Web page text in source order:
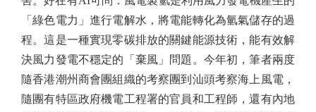
「綠色電力」進行電解水，將電能轉化為氫氣儲存的過
程。這是一種實現零碳排放的關鍵能源技術，能有效解
決風力發電不穩定的「棄風」問題。今年初，筆者兩度
隨香港潮州商會團組織的考察團到汕頭考察海上風電，
隨團有特區政府機電工程署的官員和工程師，還有內地